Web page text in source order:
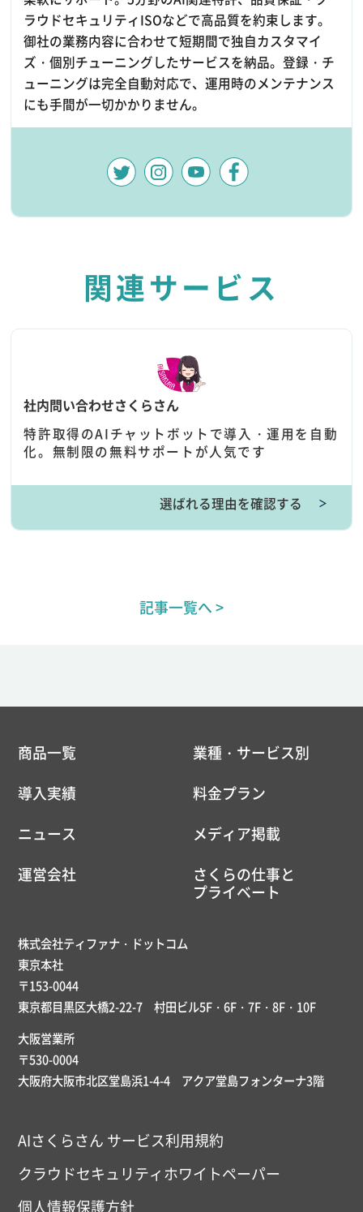
ラウドセキュリティISOなどで高品質を約束します。
御社の業務内容に合わせて短期間で独自カスタマイ
ズ・個別チューニングしたサービスを納品。登録・チ
ューニングは完全自動対応で、運用時のメンテナンス
にも手間が一切かかりません。
関連サービス
社内問い合わせさくらさん
特許取得のAIチャットボットで導入・運用を自動
化。無制限の無料サポートが人気です
選ばれる理由を確認する ＞
記事一覧へ >
商品一覧
業種・サービス別
導入実績
料金プラン
ニュース
メディア掲載
運営会社
さくらの仕事と
プライベート
株式会社ティファナ・ドットコム
東京本社
〒153-0044
東京都目黒区大橋2-22-7 村田ビル5F・6F・7F・8F・10F
大阪営業所
〒530-0004
大阪府大阪市北区堂島浜1-4-4 アクア堂島フォンターナ3階
AIさくらさん サービス利用規約
クラウドセキュリティホワイトペーパー
個人情報保護方針